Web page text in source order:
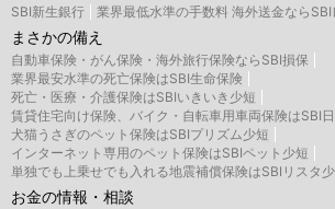
SBI新生銀行 業界最低水準の手数料 海外送金ならSBI
まさかの備え
自動車保険・がん保険・海外旅行保険ならSBI損保
業界最安水準の死亡保険はSBI生命保険
死亡・医療・介護保険はSBIいきいき少短
賃貸住宅向け保険、バイク・自転車用車両保険はSBI
犬猫うさぎのペット保険はSBIプリズム少短
インターネット専用のペット保険はSBIペット少短
単独でも上乗せでも入れる地震補償保険はSBIリスタ
お金の情報・相談